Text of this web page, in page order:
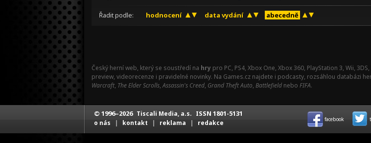
Řadit podle: hodnocení data vydání abecedně
Český herní web, který se soustředí na hry pro PC, PS4, Xbox One, Xbox 360, PlayStation 3, Wii,
preview, videorecenze i pravidelné novinky. Na Games.cz najdete i podcasty, rozsáhlou databázi
Warcraft, The Elder Scrolls,Assassin's Creed, Grand Theft Auto, Battlefield nebo FIFA.
© 1996–2026 Tiscali Media, a.s. ISSN 1801-5131
o nás | kontakt | reklama | redakce facebook